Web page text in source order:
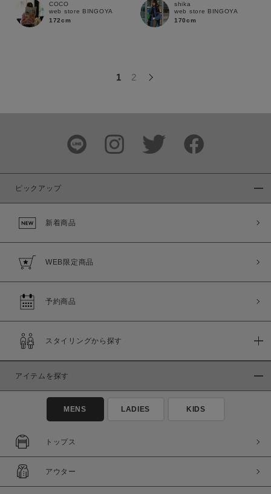
COCO
web store BINGOYA
172cm
shika
web store BINGOYA
170cm
1 2
ピックアップ
新着商品
WEB限定商品
予約商品
スタイリングから探す
アイテムを探す
MENS LADIES KIDS
トップス
アウター